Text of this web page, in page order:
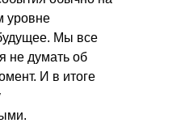
уровне
Мы все
не думать об
И в итоге